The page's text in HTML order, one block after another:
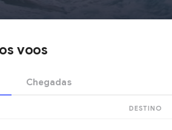
voos
Chegadas
DESTINO